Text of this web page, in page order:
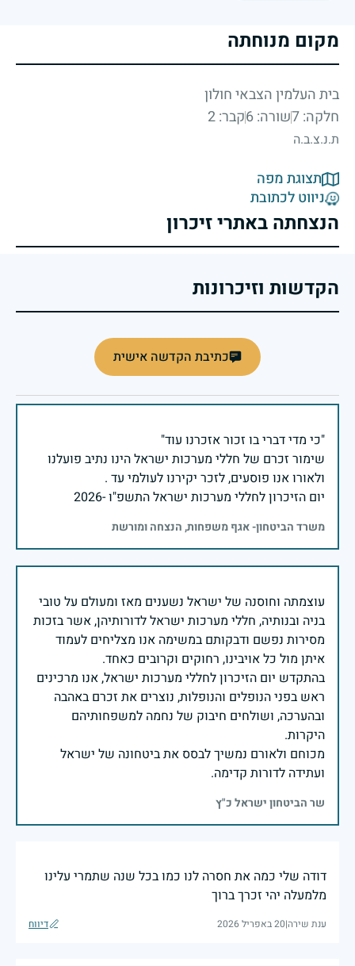
מקום מנוחתה
בית העלמין הצבאי חולון
חלקה: 7
שורה: 6 קבר: 2
ת.נ.צ.ב.ה
תצוגת מפה
ניווט לכתובת
הנצחתה באתרי זיכרון
הקדשות וזיכרונות
כתיבת הקדשה אישית
שימור זכרם של חללי מערכות ישראל הינו נתיב פועלנו
יום הזיכרון לחללי מערכות ישראל התשפ"ו -2026
משרד הביטחון- אגף משפחות, הנצחה ומורשת
עוצמתה וחוסנה של ישראל נשענים מאז ומעולם על טובי
בניה ובנותיה, חללי מערכות ישראל לדורותיהן, אשר בזכות
מסירות נפשם ודבקותם במשימה אנו מצליחים לעמוד
בהתקדש יום הזיכרון לחללי מערכות ישראל, אנו מרכינים
ראש בפני הנופלים והנופלות, נוצרים את זכרם באהבה
ובהערכה, ושולחים חיבוק של נחמה למשפחותיהם
מכוחם ולאורם נמשיך לבסס את ביטחונה של ישראל
ועתידה לדורות קדימה.
שר הביטחון ישראל כ"ץ
דודה שלי כמה את חסרה לנו כמו בכל שנה שתמרי עלינו
מלמעלה יהי זכרך ברוך
ענת שירה|20 באפריל 2026 דיווח